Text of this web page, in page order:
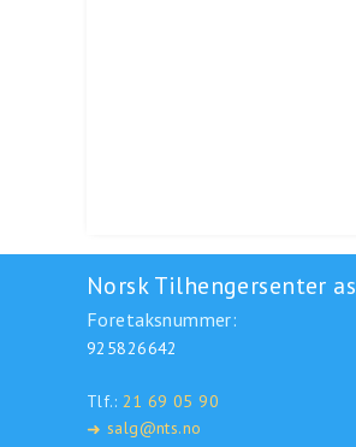
Norsk Tilhengersenter as
Foretaksnummer:
925826642
Tlf.: 21 69 05 90
➜ salg@nts.no